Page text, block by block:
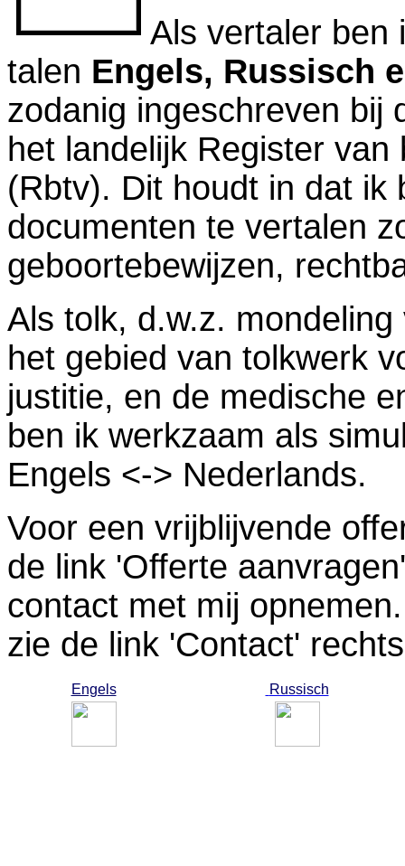
Als vertaler ben i
talen Engels, Russisch
zodanig ingeschreven bij
het landelijk Register
(Rbtv). Dit houdt in dat
documenten te vertalen
geboortebewijzen,
Als tolk, d.w.z.
het gebied van tolkwerk
justitie, en de medische
ben ik werkzaam als
Engels <-> Nederlands.
Voor een vrijblijvende
de link 'Offerte
contact met mij
zie de link 'Contact'
Engels Russisch